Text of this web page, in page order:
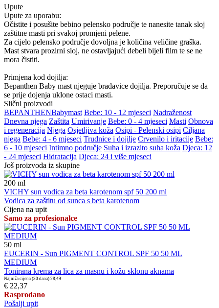
Upute
Upute za uporabu:
Očistite i posušite bebino pelensko područje te nanesite tanak sloj
zaštitne masti pri svakoj promjeni pelene.
Za cijelo pelensko područje dovoljna je količina veličine graška.
Mast stvara prozirni sloj, ne ostavljajući debeli bijeli film te se ne
mora čistiti.
Primjena kod dojilja:
Bepanthen Baby mast njeguje bradavice dojilja. Preporučuje se da
se prije dojenja uklone ostaci masti.
Slični proizvodi
BEPANTHENBabymast Bebe: 10 - 12 mjeseci Nadraženost
Dnevna njega Zaštita Umirivanje Bebe: 0 - 4 mjeseci Masti Obnova
i regeneracija Njega Osjetljiva koža Osipi - Pelenski osipi Ciljana
njega Bebe: 4 - 6 mjeseci Trudnice i dojilje Crvenilo i iritacije Bebe:
6 - 10 mjeseci Intimno područje Suha i izrazito suha koža Djeca: 12
- 24 mjeseci Hidratacija Djeca: 24 i više mjeseci
Još proizvoda iz skupine
200 ml
VICHY sun vodica za beta karotenom spf 50 200 ml
Vodica za zaštitu od sunca s beta karotenom
Cijena na upit
Samo za profesionalce
50 ml
EUCERIN - Sun PIGMENT CONTROL SPF 50 50 ML
MEDIUM
Tonirana krema za lica za masnu i kožu sklonu aknama
Najniža cijena (30 dana) 28,49
€ 22,37
Rasprodano
Pošalji upit